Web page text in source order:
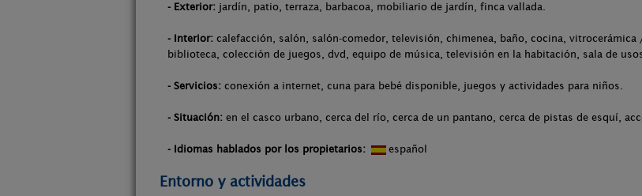
- Exterior: jardín, patio, terraza, barbacoa, mobiliario de jardín, finca vallada.
- Interior: calefacción, salón, salón-comedor, televisión, chimenea, baño, cocina,
biblioteca, colección de juegos, dvd, equipo de música, televisión en la habitación, sala de
- Servicios: conexión a internet, cuna para bebé disponible, juegos y actividades para niños.
- Situación: en el casco urbano, cerca del río, cerca de un pantano, cerca de pistas de esquí,
- Idiomas hablados por los propietarios: español
Entorno y actividades